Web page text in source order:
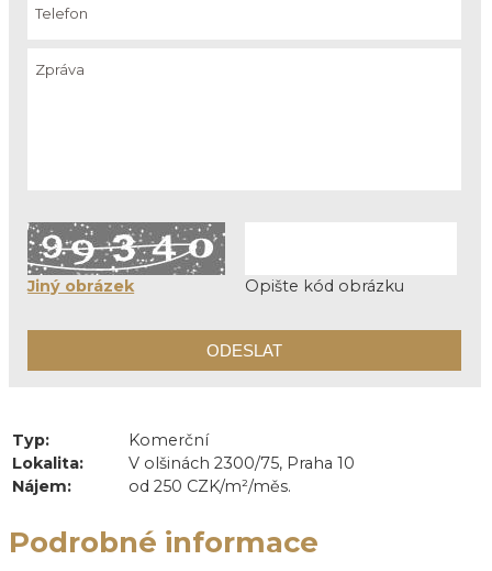
Jiný obrázek Opište kód obrázku
Typ:
Komerční
Lokalita:
V olšinách 2300/75, Praha 10
Nájem:
od 250 CZK/m²/měs.
Podrobné informace